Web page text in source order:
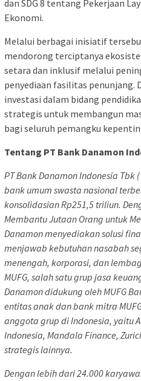
dan SDG 8 tentang Pekerjaan
Ekonomi.
Melalui berbagai inisiatif
mendorong terciptanya
setara dan inklusif melalui
penyediaan fasilitas penunjang.
investasi dalam bidang
strategis untuk membangun
bagi seluruh pemangku
Tentang PT Bank Danamon
PT Bank Danamon Indonesia Tbk
bank umum swasta nasional
konsolidasian Rp251,5 triliun.
Membantu Jutaan Orang untuk
Danamon menyediakan solusi
menjawab kebutuhan nasabah
menengah, korporasi, dan
MUFG, salah satu grup jasa
Danamon didukung oleh MUFG
entitas anak dan bank mitra
anggota grup di Indonesia, yaitu
Indonesia, Mandala Finance,
strategis lainnya.
Dengan lebih dari 24.000